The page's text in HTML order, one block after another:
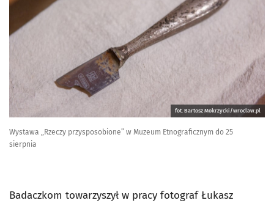
fot. Bartosz Mokrzycki/wroclaw.pl
Wystawa „Rzeczy przysposobione” w Muzeum Etnograficznym do 25
sierpnia
Badaczkom towarzyszył w pracy fotograf Łukasz